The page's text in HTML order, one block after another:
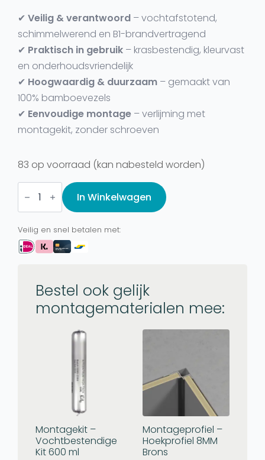
✔ Veilig & verantwoord – vochtafstotend,
schimmelwerend en B1-brandvertragend
✔ Praktisch in gebruik – krasbestendig, kleurvast
en onderhoudsvriendelijk
✔ Hoogwaardig & duurzaam – gemaakt van
100% bamboevezels
✔ Eenvoudige montage – verlijming met
montagekit, zonder schroeven
83 op voorraad (kan nabesteld worden)
Wandpaneel
Houtlook,
Walnoot
Warm
Klassiek
aantal
In Winkelwagen
Veilig en snel betalen met:
Bestel ook gelijk
montagematerialen mee:
Montagekit –
Vochtbestendige
Kit 600 ml
Montageprofiel –
Hoekprofiel 8MM
Brons